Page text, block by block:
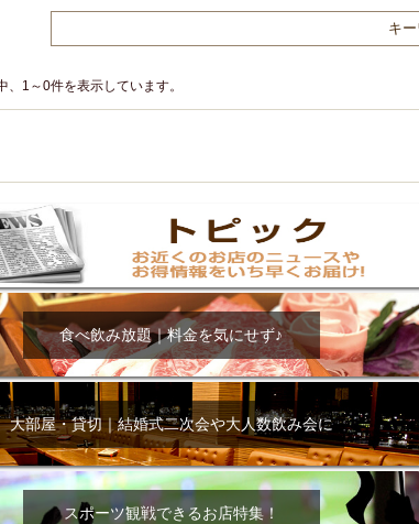
一人飲み
接待・会食
ちょい飲み コスパ最高 肉料理
結婚式二次会
夜10時以降入店可
県産魚 焼鳥 忘年会コース
4000円台
デ
アサヒスーパードライ
県庁前駅周辺
大部屋50名以上～
オリオン 海ぶどう
ハッピーアワー
アグー豚 プレミアムモルツ
飲み放題付きコース3000円
肉の日 おもろまち駅
キリン一番搾り
エビ カレー チャージ無し
アレルギー対応可能
牧志駅周辺 ペット同伴
ダイエット中におススメ
沖縄そば 串揚げ バ
ソファー
激辛料理 石垣牛 アヒージョ ア
ファーストフード
スペシャルディナー ホルモン
スクリーン
スペインバル・イタリアンバール
キ
1～0件を表示しています。
食べ飲み放題｜料金を気にせず♪
大部屋・貸切｜結婚式二次会や大人数飲み会に
スポーツ観戦できるお店特集！